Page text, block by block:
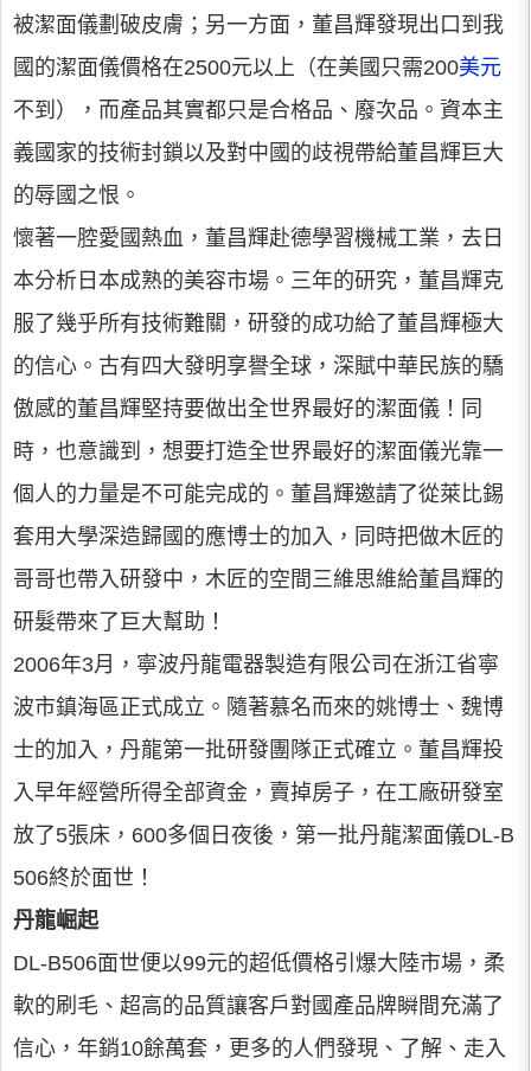
被潔面儀劃破皮膚；另一方面，董昌輝發現出口到我
國的潔面儀價格在2500元以上（在美國只需200美元
不到），而產品其實都只是合格品、廢次品。資本主
義國家的技術封鎖以及對中國的歧視帶給董昌輝巨大
的辱國之恨。
懷著一腔愛國熱血，董昌輝赴德學習機械工業，去日
本分析日本成熟的美容市場。三年的研究，董昌輝克
服了幾乎所有技術難關，研發的成功給了董昌輝極大
的信心。古有四大發明享譽全球，深賦中華民族的驕
傲感的董昌輝堅持要做出全世界最好的潔面儀！同
時，也意識到，想要打造全世界最好的潔面儀光靠一
個人的力量是不可能完成的。董昌輝邀請了從萊比錫
套用大學深造歸國的應博士的加入，同時把做木匠的
哥哥也帶入研發中，木匠的空間三維思維給董昌輝的
研髮帶來了巨大幫助！
2006年3月，寧波丹龍電器製造有限公司在浙江省寧
波市鎮海區正式成立。隨著慕名而來的姚博士、魏博
士的加入，丹龍第一批研發團隊正式確立。董昌輝投
入早年經營所得全部資金，賣掉房子，在工廠研發室
放了5張床，600多個日夜後，第一批丹龍潔面儀DL-B
506終於面世！
丹龍崛起
DL-B506面世便以99元的超低價格引爆大陸市場，柔
軟的刷毛、超高的品質讓客戶對國產品牌瞬間充滿了
信心，年銷10餘萬套，更多的人們發現、了解、走入